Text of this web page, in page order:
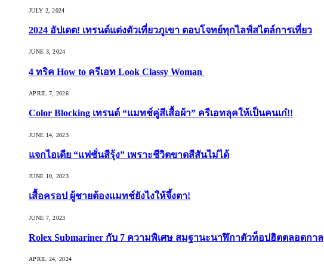
JULY 2, 2024
2024 อัปเดต! เทรนด์แต่งตัวเที่ยวภูเขา ตอบโจทย์ทุกไลฟ์สไตล์การเที่ยว
JUNE 3, 2024
4 ทริค How to ครีเอท Look Classy Woman
APRIL 7, 2026
Color Blocking เทรนด์ “แมทช์คู่สีเสื้อผ้า” ครีเอทลุคให้เป็นคนเก๋!!
JUNE 14, 2023
แจกไอเดีย “แฟชั่นสีรุ้ง” เพราะชีวิตขาดสีสันไม่ได้
JUNE 10, 2023
เสื้อครอป ผู้ชายต้องแมทช์ยังไงให้จึ้งตา!
JUNE 7, 2023
Rolex Submariner กับ 7 ความพิเศษ สมฐานะนาฬิกาตัวท็อปฮิตตลอดกาล
APRIL 24, 2024